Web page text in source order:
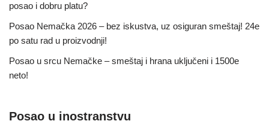
posao i dobru platu?
Posao Nemačka 2026 – bez iskustva, uz osiguran smeštaj! 24e
po satu rad u proizvodnji!
Posao u srcu Nemačke – smeštaj i hrana uključeni i 1500e
neto!
Posao u inostranstvu